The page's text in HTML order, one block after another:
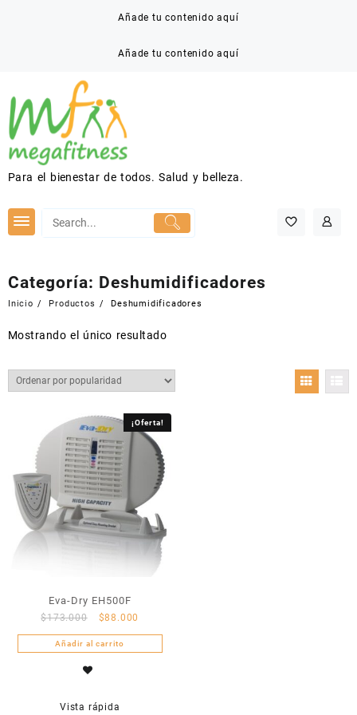
Añade tu contenido aquí
Añade tu contenido aquí
Para el bienestar de todos. Salud y belleza.
Categoría: Deshumidificadores
Inicio Productos Deshumidificadores
Mostrando el único resultado
¡Oferta!
Eva-Dry EH500F
$173.000 $88.000
Añadir al carrito
Vista rápida